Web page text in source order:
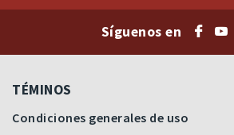
Síguenos en
TÉMINOS
Condiciones generales de uso